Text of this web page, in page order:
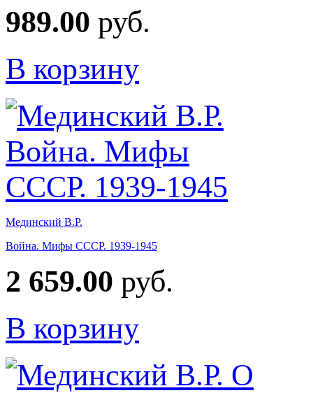
989.00 руб.
В корзину
Мединский В.Р.
Война. Мифы СССР. 1939-1945
2 659.00 руб.
В корзину